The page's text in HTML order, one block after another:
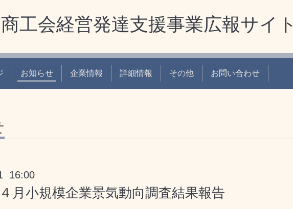
工会経営発達支援事業広報サイト
お知らせ 企業情報 詳細情報 その他 お問い合わせ
16:00
月小規模企業景気動向調査結果報告